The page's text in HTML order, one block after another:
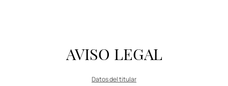
AVISO LEGAL
Datos del titular